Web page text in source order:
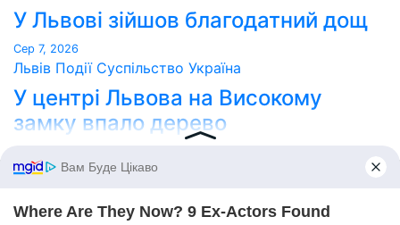
У Львові зійшов благодатний дощ
Сер 7, 2026
Львів Події Суспільство Україна
У центрі Львова на Високому
замку впало дерево
Point Lviv